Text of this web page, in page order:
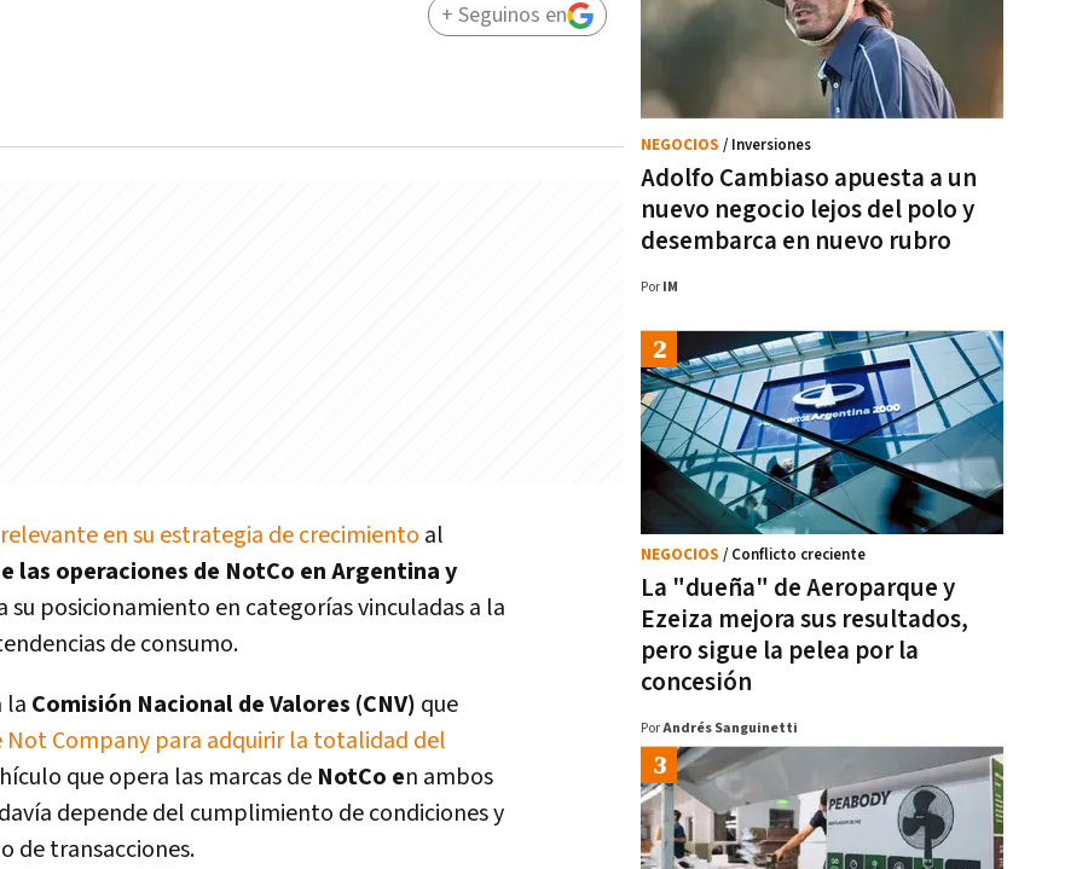
+ Seguinos en
en su estrategia de crecimiento al
las operaciones de NotCo en Argentina y
su posicionamiento en categorías vinculadas a la
de consumo.
la Comisión Nacional de Valores (CNV) que
Not Company para adquirir la totalidad del
que opera las marcas de NotCo en ambos
depende del cumplimiento de condiciones y
de transacciones.
Adolfo Cambiaso apuesta a un
nuevo negocio lejos del polo y
desembarca en nuevo rubro
NEGOCIOS / Inversiones
Por IM
La "dueña" de Aeroparque y
Ezeiza mejora sus resultados,
pero sigue la pelea por la
concesión
NEGOCIOS / Conflicto creciente
PorAndrés Sanguinetti